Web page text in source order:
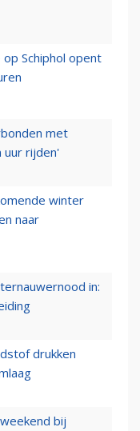
Schiphol opent
met
uur rijden'
winter
naar
in:
drukken
bij